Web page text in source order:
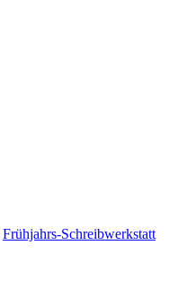
Frühjahrs-Schreibwerkstatt